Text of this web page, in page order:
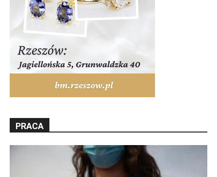
PRACA